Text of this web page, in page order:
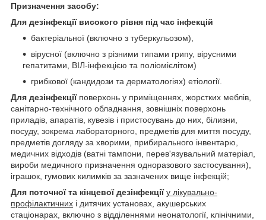
Призначення засобу:
Для дезінфекції високого рівня під час інфекцій
бактеріальної (включно з туберкульозом),
вірусної (включно з різними типами грипу, вірусними
гепатитами, ВІЛ-інфекцією та поліомієлітом)
грибкової (кандидози та дерматологіях) етіології.
Для дезінфекції поверхонь у приміщеннях, жорстких меблів,
санітарно-технічного обладнання, зовнішніх поверхонь
приладів, апаратів, кувезів і пристосувань до них, білизни,
посуду, зокрема лабораторного, предметів для миття посуду,
предметів догляду за хворими, прибирального інвентарю,
медичних відходів (ватні тампони, перев'язувальний матеріал,
вироби медичного призначення одноразового застосування),
іграшок, гумових килимків за зазначених вище інфекцій;
Для поточної та кінцевої дезінфекціїу лікувально-
профілактичних і дитячих установах, акушерських
стаціонарах, включно з відділеннями неонатології, клінічними,